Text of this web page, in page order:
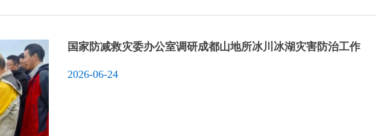
国家防减救灾委办公室调研成都山地所冰川冰湖灾害防治工作
2026-06-24